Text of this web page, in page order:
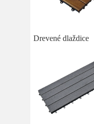
Drevené dlaždice